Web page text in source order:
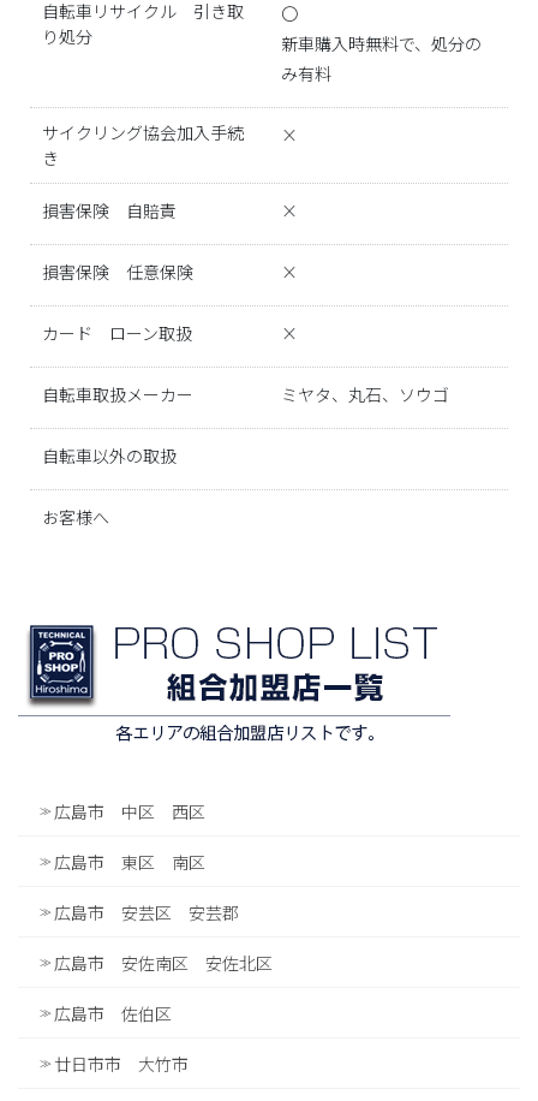
自転車リサイクル 引き取
り処分
〇
新車購入時無料で、処分の
み有料
サイクリング協会加入手続
き
×
損害保険 自賠責 ×
損害保険 任意保険 ×
カード ローン取扱 ×
自転車取扱メーカー ミヤタ、丸石、ソウゴ
自転車以外の取扱
お客様へ
広島市 中区 西区
広島市 東区 南区
広島市 安芸区 安芸郡
広島市 安佐南区 安佐北区
広島市 佐伯区
廿日市市 大竹市